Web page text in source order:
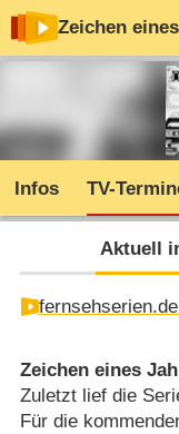
Zeichen
Infos TV-
Aktuell
Zeichen eines
Zuletzt lief die
Für die